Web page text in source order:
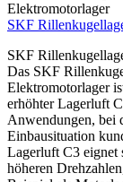
SKF
SKF
Das SKF
Elektromotorlager
erhöhter Lagerluft
Anwendungen, bei
Einbausituation
Lagerluft C3 eignet
höheren